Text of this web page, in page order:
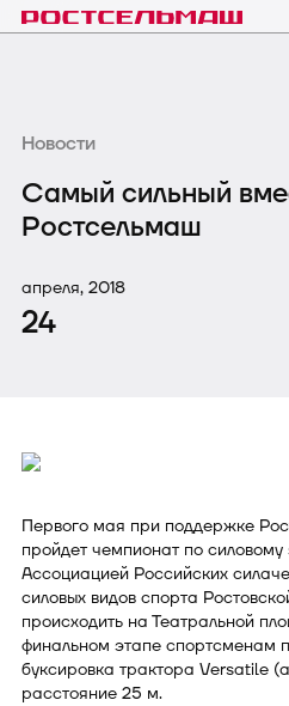
Новости
Самый сильный
Ростсельмаш
апреля, 2018
24
Первого мая при поддержке
пройдет чемпионат по
Ассоциацией Российских
силовых видов спорта
происходить на Театральной
финальном этапе спортсменам
буксировка трактора Versatile
расстояние 25 м.